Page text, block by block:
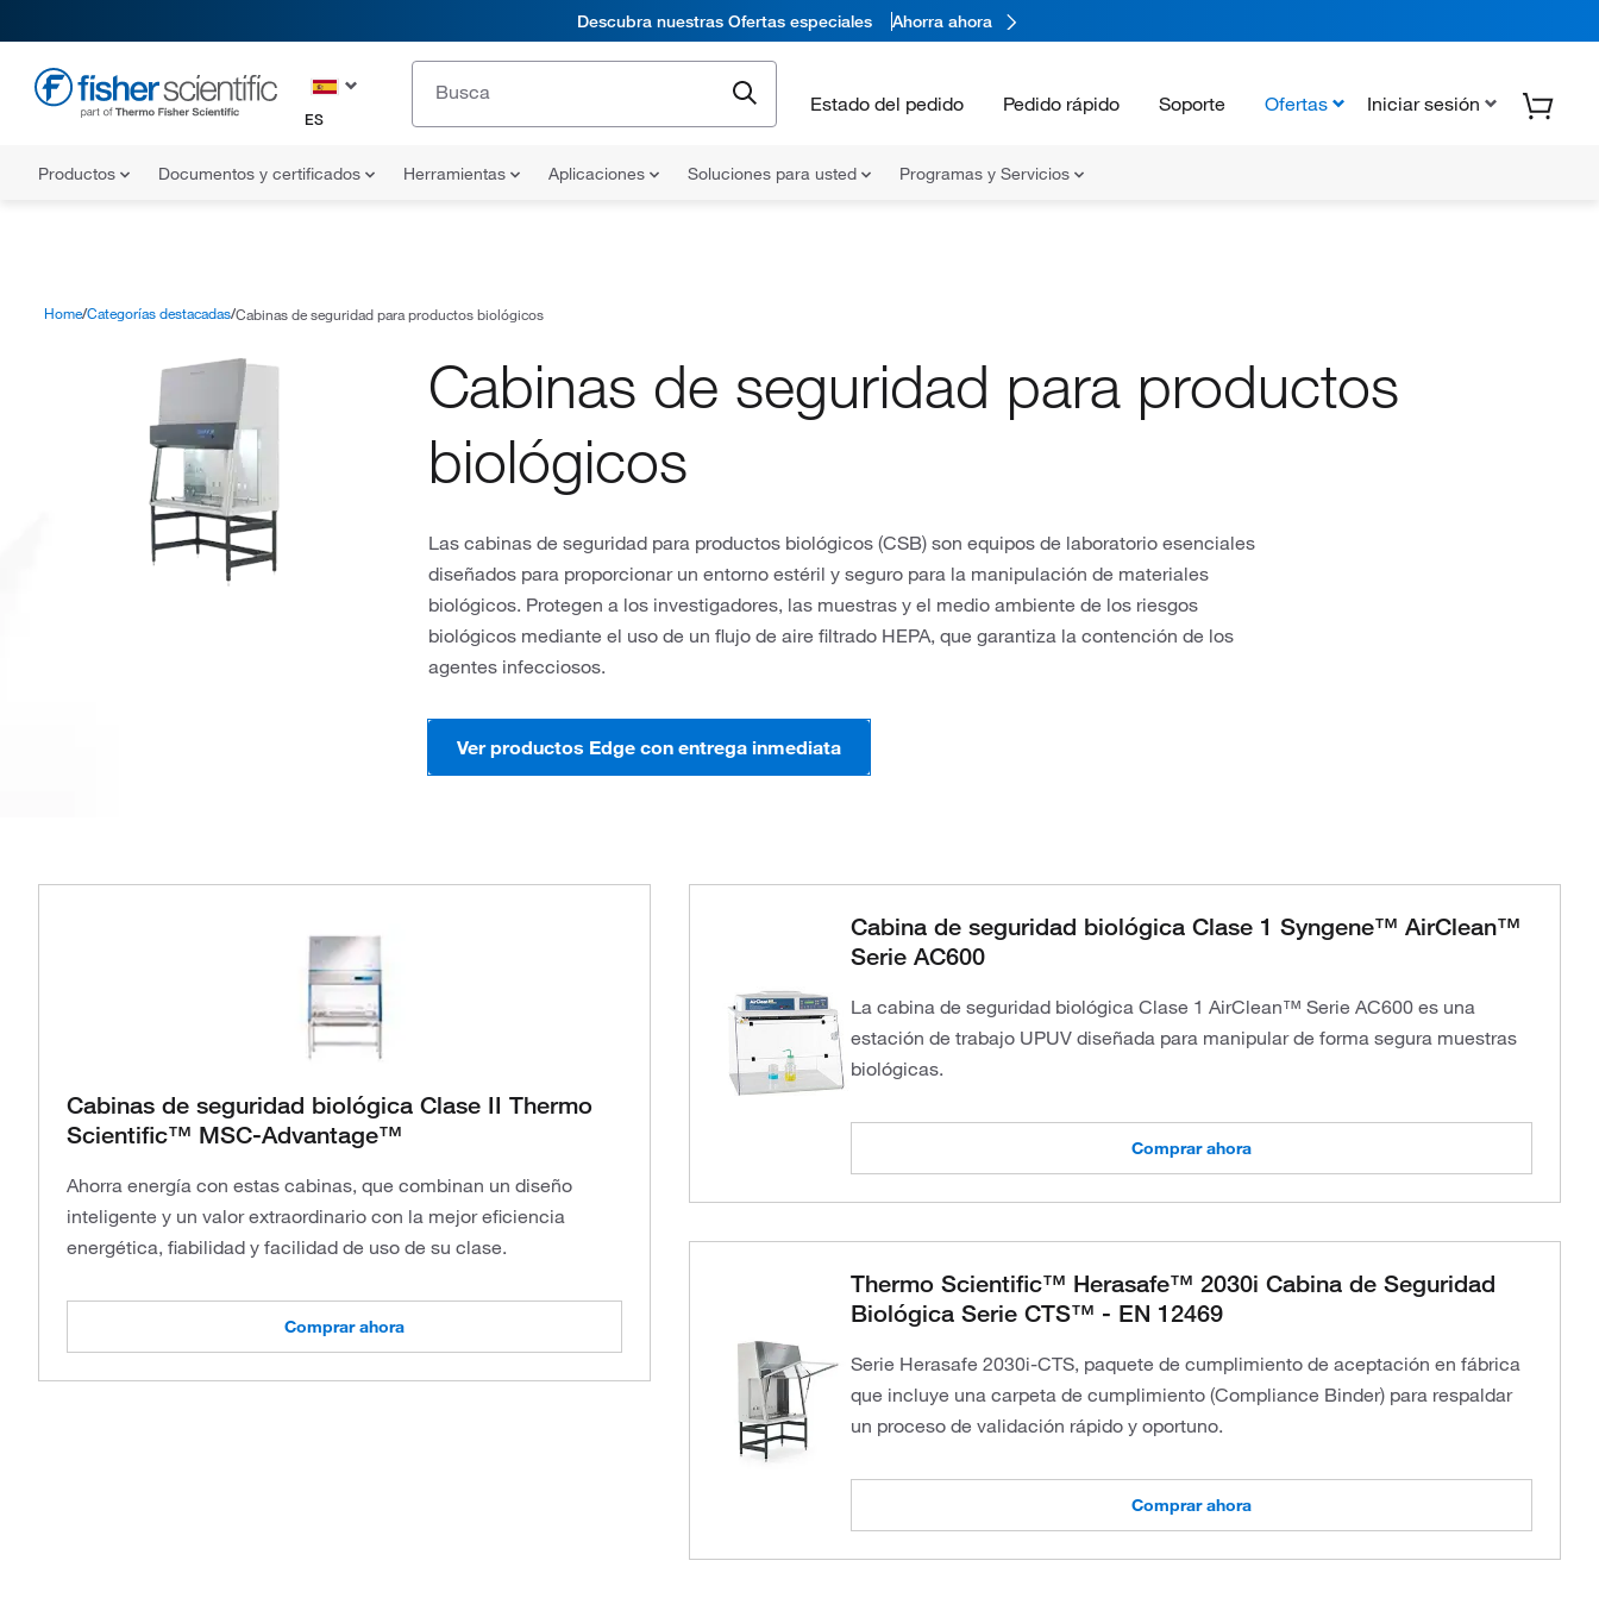
Descubra nuestras Ofertas especiales Ahorra ahora
ES
Estado del pedido Pedido rápido Soporte Ofertas Iniciar sesión
Productos Documentos y certificados Herramientas Aplicaciones Soluciones para usted Programas y Servicios
Home Categorías destacadas Cabinas de seguridad para productos biológicos
Cabinas de seguridad para productos
biológicos
Las cabinas de seguridad para productos biológicos (CSB) son equipos de laboratorio esenciales
diseñados para proporcionar un entorno estéril y seguro para la manipulación de materiales
biológicos. Protegen a los investigadores, las muestras y el medio ambiente de los riesgos
biológicos mediante el uso de un flujo de aire filtrado HEPA, que garantiza la contención de los
agentes infecciosos.
Ver productos Edge con entrega inmediata
Cabinas de seguridad biológica Clase II Thermo
Scientific™ MSC-Advantage™
Ahorra energía con estas cabinas, que combinan un diseño
inteligente y un valor extraordinario con la mejor eficiencia
energética, fiabilidad y facilidad de uso de su clase.
Comprar ahora
Cabina de seguridad biológica Clase 1 Syngene™ AirClean™
Serie AC600
La cabina de seguridad biológica Clase 1 AirClean™ Serie AC600 es una
estación de trabajo UPUV diseñada para manipular de forma segura muestras
biológicas.
Comprar ahora
Thermo Scientific™ Herasafe™ 2030i Cabina de Seguridad
Biológica Serie CTS™ - EN 12469
Serie Herasafe 2030i-CTS, paquete de cumplimiento de aceptación en fábrica
que incluye una carpeta de cumplimiento (Compliance Binder) para respaldar
un proceso de validación rápido y oportuno.
Comprar ahora